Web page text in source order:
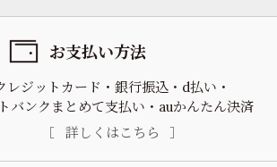
お支払い方法
レジットカード 銀行振込
d払い
バンクまとめて支払い
auかんたん決済
詳しくはこちら